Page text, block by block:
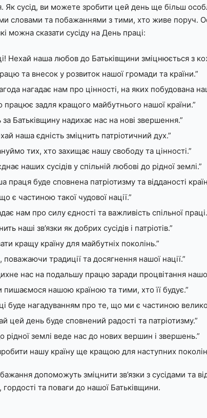
Як сусід, ви можете зробити цей день ще більш
словами та побажаннями з тими, хто живе поруч.
можна сказати сусіду на День праці:
Нехай наша любов до Батьківщини зміцнюється з
та внесок у розвиток нашої громади та країни.”
нагадає нам про цінності, на яких побудована
працює задля кращого майбутнього нашої країни.”
Батьківщину надихає нас на нові звершення.”
наша єдність зміцнить патріотичний дух.”
тих, хто захищає нашу свободу та цінності.”
наших сусідів у спільній любові до рідної землі.”
праця буде сповнена патріотизму та відданості
є частиною такої чудової нації.”
нам про силу єдності та важливість спільної
наші зв’язки як добрих сусідів і патріотів.”
кращу країну для майбутніх поколінь.”
традиції та досягнення нашої нації.”
нас на подальшу працю заради процвітання
нашою країною та тими, хто її будує.”
буде нагадуванням про те, що ми є частиною великої
цей день буде сповнений радості та патріотизму.”
землі веде нас до нових вершин і звершень.”
нашу країну ще кращою для наступних
допоможуть зміцнити зв’язки з сусідами та
гордості та поваги до нашої Батьківщини.